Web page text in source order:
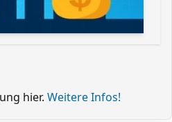
hier. Weitere Infos!